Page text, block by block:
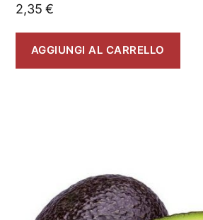
2,35€
AGGIUNGI AL CARRELLO